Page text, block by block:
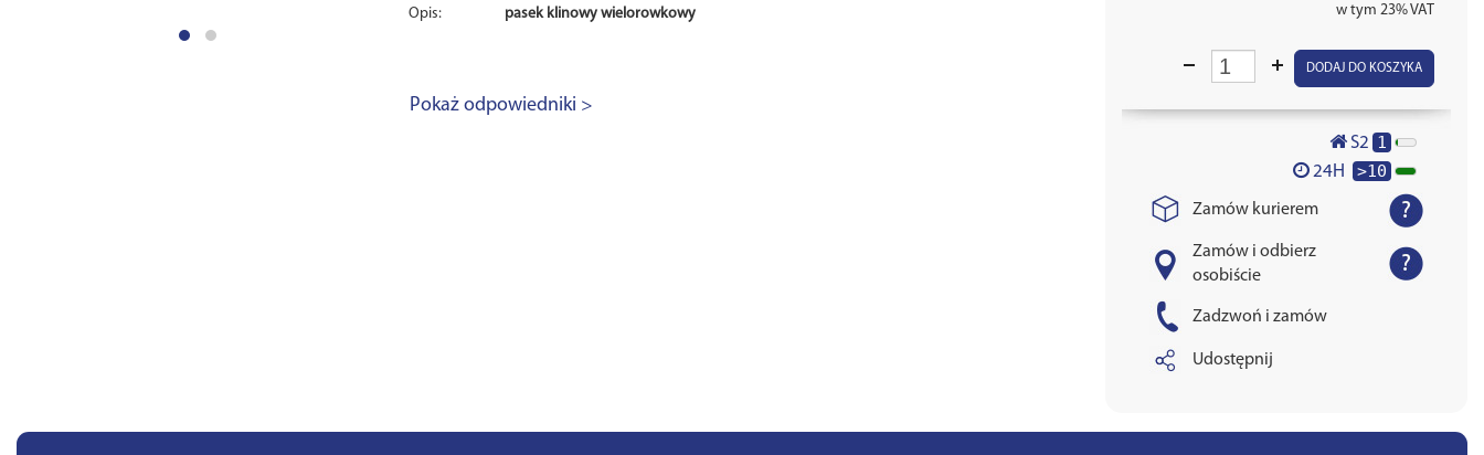
Opis: pasek klinowy wielorowkowy
Pokaż odpowiedniki >
w tym 23% VAT
DODAJ DO KOSZYKA
S2 1
24H >10
Zamów kurierem
Zamów i odbierz
osobiście
Zadzwoń i zamów
Udostępnij